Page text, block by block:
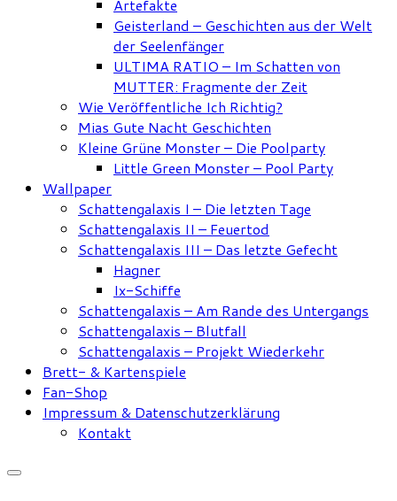
Artefakte
Geisterland – Geschichten aus der Welt
der Seelenfänger
ULTIMA RATIO – Im Schatten von
MUTTER: Fragmente der Zeit
Wie Veröffentliche Ich Richtig?
Mias Gute Nacht Geschichten
Kleine Grüne Monster – Die Poolparty
Little Green Monster – Pool Party
Wallpaper
Schattengalaxis I – Die letzten Tage
Schattengalaxis II – Feuertod
Schattengalaxis III – Das letzte Gefecht
Hagner
Ix-Schiffe
Schattengalaxis – Am Rande des Untergangs
Schattengalaxis – Blutfall
Schattengalaxis – Projekt Wiederkehr
Brett- & Kartenspiele
Fan-Shop
Impressum & Datenschutzerklärung
Kontakt